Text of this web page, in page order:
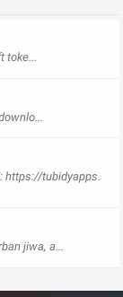
toke...
https://tubidyapps.
jiwa, a...